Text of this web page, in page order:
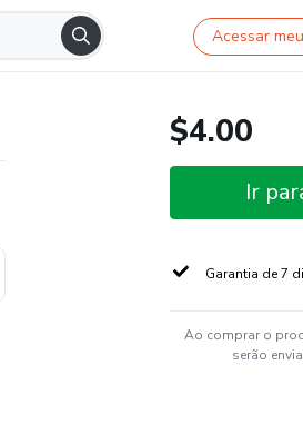
Acessar
$4.00
Ir
Garantia de 7
Ao comprar o
serão